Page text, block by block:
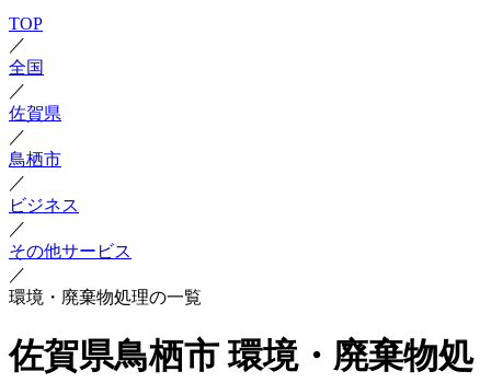
TOP
／
全国
／
佐賀県
／
鳥栖市
／
ビジネス
／
その他サービス
／
環境・廃棄物処理の一覧
佐賀県鳥栖市 環境・廃棄物処